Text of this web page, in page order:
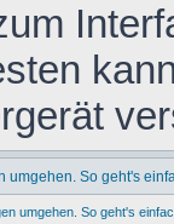
umgehen. So geht's
umgehen. So geht's